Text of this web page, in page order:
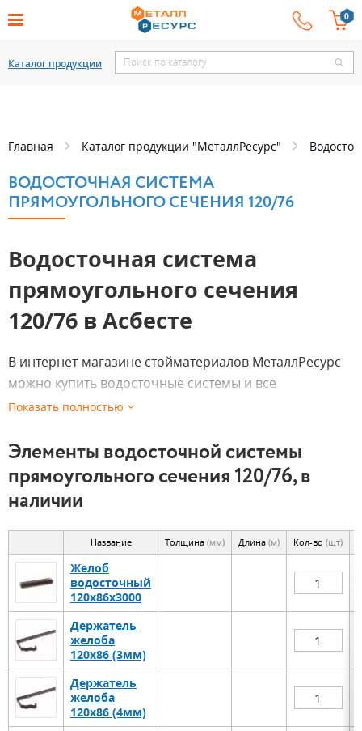
Каталог продукции
Главная Каталог продукции "МеталлРесурс"
ВОДОСТОЧНАЯ СИСТЕМА
ПРЯМОУГОЛЬНОГО СЕЧЕНИЯ 120/76
Водосточная система
прямоугольного сечения
120/76 в Асбесте
В интернет-магазине стойматериалов МеталлРесурс
можно купить водосточные системы и все
необходимое для их монтажа.
воды с крыши и предохранения стен от излишней
влажности и сырости, которая могут привести к
разрушению здания в процесе эксплуатации.
обычно состоит из горизонтальных настенных или
подвесных желобов, вертикальных водосточных труб
и сливов, с помощью которых которых вертикальные
элементы водосточной системы соединяются с
горизонтальными элементами.
Показать полностью
Элементы водосточной системы
прямоугольного сечения 120/76, в
наличии
Название Толщина (мм) Длина (м) Кол-во (шт)
Желоб
водосточный
120х86х3000
Держатель
желоба
120х86 (3мм)
Держатель
желоба
120х86 (4мм)